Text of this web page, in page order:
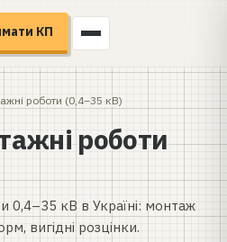
КП
роботи (0,4–35 кВ)
роботи
0,4–35 кВ в Україні: монтаж
вигідні розцінки.